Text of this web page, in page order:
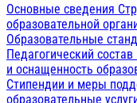
Основные сведения
образовательной
Образовательные
Педагогический состав
и оснащенность
Стипендии и меры
образовательные